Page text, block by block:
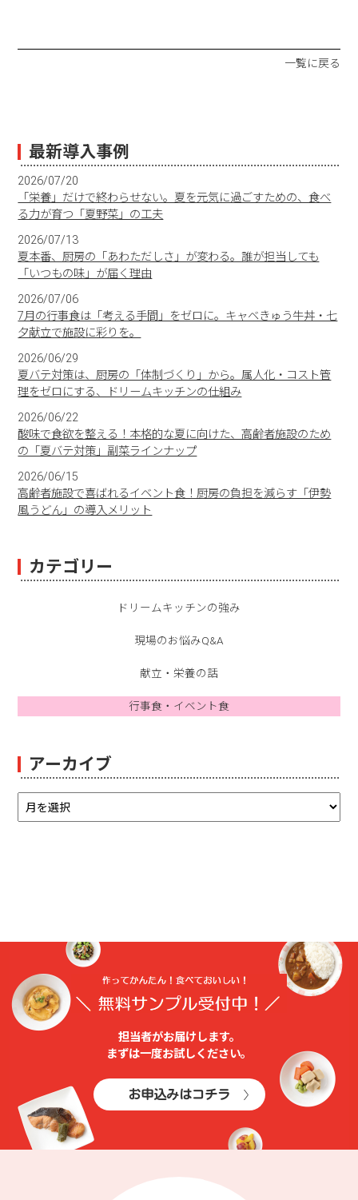
一覧に戻る
最新導入事例
2026/07/20
「栄養」だけで終わらせない。夏を元気に過ごすための、食べ
る力が育つ「夏野菜」の工夫
2026/07/13
夏本番、厨房の「あわただしさ」が変わる。誰が担当しても
「いつもの味」が届く理由
2026/07/06
7月の行事食は「考える手間」をゼロに。キャベきゅう牛丼・七
夕献立で施設に彩りを。
2026/06/29
夏バテ対策は、厨房の「体制づくり」から。属人化・コスト管
理をゼロにする、ドリームキッチンの仕組み
2026/06/22
酸味で食欲を整える！本格的な夏に向けた、高齢者施設のため
の「夏バテ対策」副菜ラインナップ
2026/06/15
高齢者施設で喜ばれるイベント食！厨房の負担を減らす「伊勢
風うどん」の導入メリット
カテゴリー
ドリームキッチンの強み
現場のお悩みQ&A
献立・栄養の話
行事食・イベント食
アーカイブ
担当者がお届けします。
まずは⼀度お試しください。
お申込みはコチラ